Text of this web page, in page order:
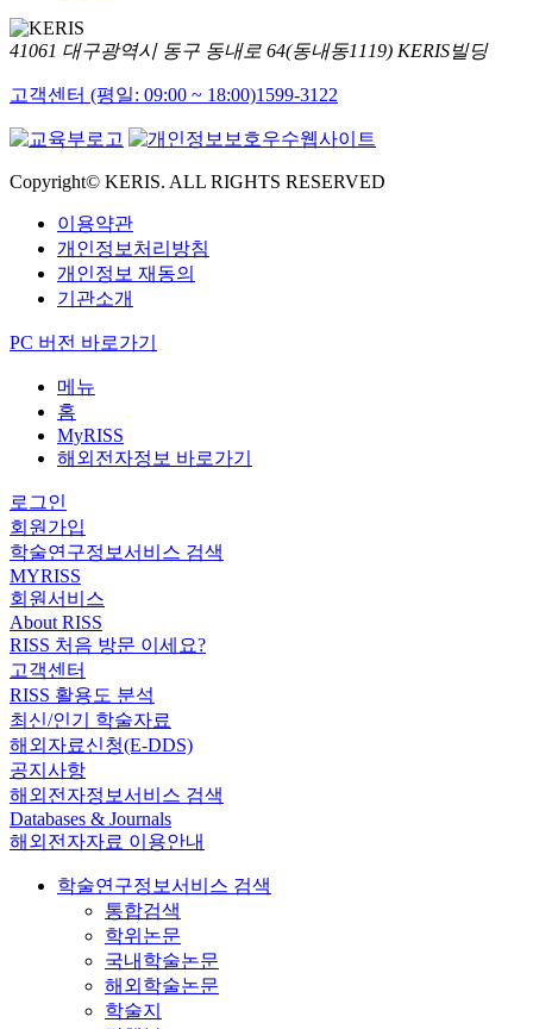
41061 대구광역시 동구 동내로 64(동내동1119) KERIS빌딩
고객센터 (평일: 09:00 ~ 18:00)1599-3122
Copyright© KERIS. ALL RIGHTS RESERVED
이용약관
개인정보처리방침
개인정보 재동의
기관소개
PC 버전 바로가기
메뉴
홈
MyRISS
해외전자정보 바로가기
로그인
회원가입
학술연구정보서비스 검색
MYRISS
회원서비스
About RISS
RISS 처음 방문 이세요?
고객센터
RISS 활용도 분석
최신/인기 학술자료
해외자료신청(E-DDS)
공지사항
해외전자정보서비스 검색
Databases & Journals
해외전자자료 이용안내
학술연구정보서비스 검색
통합검색
학위논문
국내학술논문
해외학술논문
학술지